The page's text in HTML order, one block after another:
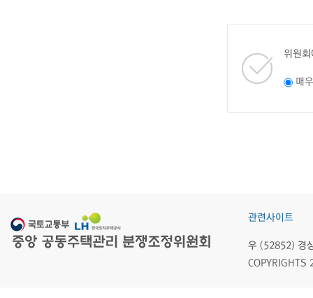
위원
매
관련사이트
우 (52852) 경
COPYRIGHTS